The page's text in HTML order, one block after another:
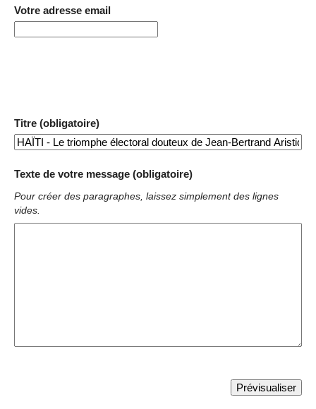
Votre adresse email
Titre (obligatoire)
Texte de votre message (obligatoire)
Pour créer des paragraphes, laissez simplement des lignes
vides.